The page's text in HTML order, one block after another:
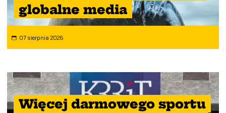
globalne media
07 sierpnia 2026
Więcej darmowego sportu